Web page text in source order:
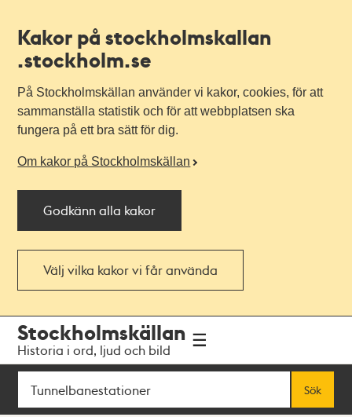
Kakor på stockholmskallan
.stockholm.se
På Stockholmskällan använder vi kakor, cookies, för att
sammanställa statistik och för att webbplatsen ska
fungera på ett bra sätt för dig.
Om kakor på Stockholmskällan
Godkänn alla kakor
Välj vilka kakor vi får använda
navigationen
huvudinnehållet
Stockholmskällan
Historia i ord, ljud och bild
Sök
Sök